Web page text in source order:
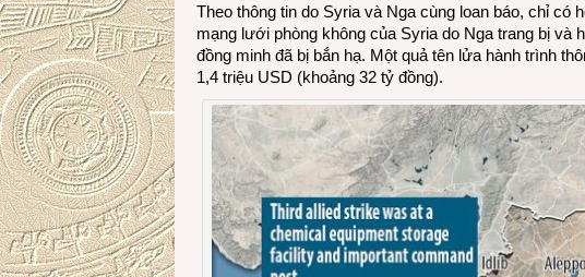
Theo thông tin do Syria và Nga cùng loan báo, chỉ có
mạng lưới phòng không của Syria do Nga trang bị và
đồng minh đã bị bắn hạ. Một quả tên lửa hành trình
1,4 triệu USD (khoảng 32 tỷ đồng).